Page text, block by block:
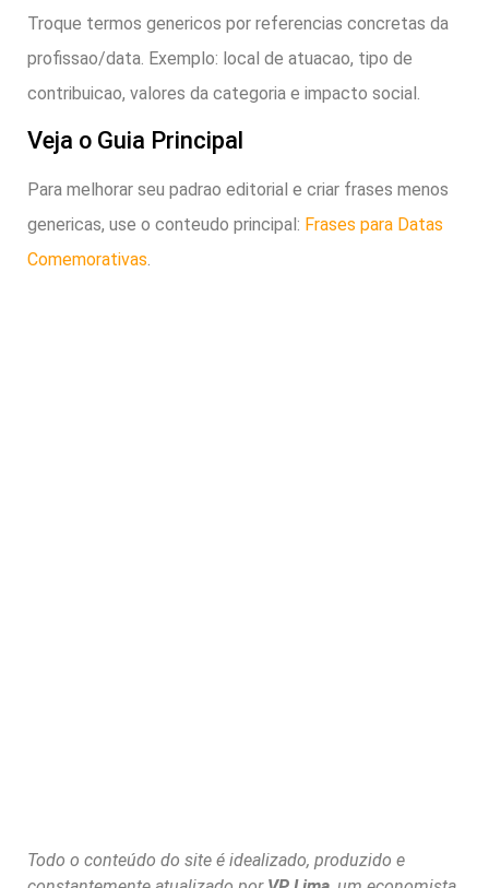
Troque termos genericos por referencias concretas da
profissao/data. Exemplo: local de atuacao, tipo de
contribuicao, valores da categoria e impacto social.
Veja o Guia Principal
Para melhorar seu padrao editorial e criar frases menos
genericas, use o conteudo principal: Frases para Datas
Comemorativas.
Todo o conteúdo do site é idealizado, produzido e